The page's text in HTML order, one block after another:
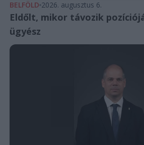
BELFÖLD 2026. augusztus 6.
Eldőlt, mikor távozik
ügyész